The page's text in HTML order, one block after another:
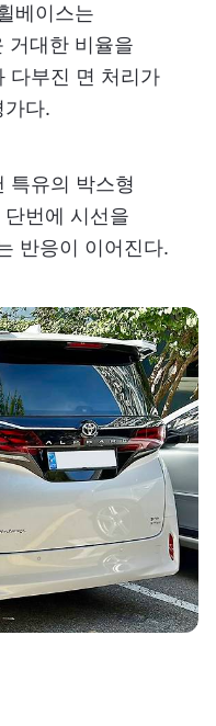
베이스는
거대한 비율을
다부진 면 처리가
가다.
특유의 박스형
번에 시선을
반응이 이어진다.